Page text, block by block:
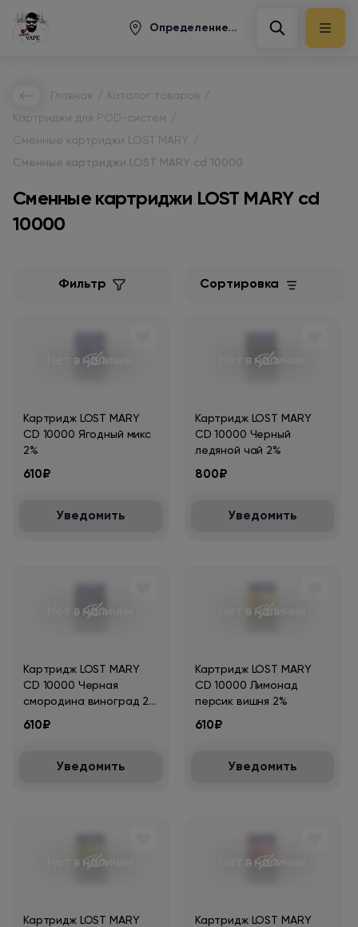
Определение...
Главная Каталог товаров
Картриджи для POD-систем
Сменные картриджи LOST MARY
Сменные картриджи LOST MARY cd 10000
Сменные картриджи LOST MARY cd
10000
Фильтр Сортировка
Нет в наличии
Картридж LOST MARY
CD 10000 Ягодный микс
2%
610₽
Уведомить
Нет в наличии
Картридж LOST MARY
CD 10000 Черный
ледяной чай 2%
800₽
Уведомить
Нет в наличии
Картридж LOST MARY
CD 10000 Черная
смородина виноград 2
%
610₽
Уведомить
Нет в наличии
Картридж LOST MARY
CD 10000 Лимонад
персик вишня 2%
610₽
Уведомить
Нет в наличии
Картридж LOST MARY
Нет в наличии
Картридж LOST MARY